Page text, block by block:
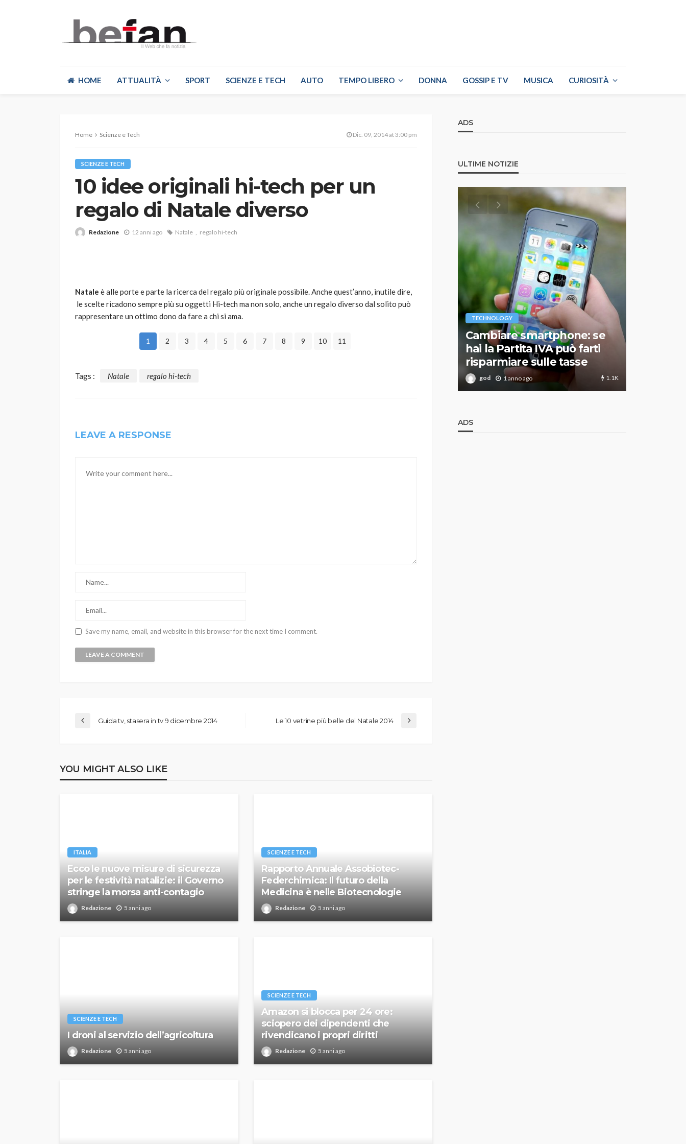
HOME ATTUALITÀ SPORT SCIENZE E TECH AUTO TEMPO LIBERO DONNA GOSSIP E TV MUSICA CURIOSITÀ
Home Scienze e Tech Dic. 09, 2014 at 3:00 pm
SCIENZE E TECH
10 idee originali hi-tech per un
regalo di Natale diverso
Redazione 12 anni ago Natale regalo hi-tech
Natale è alle porte e parte la ricerca del regalo più originale possibile. Anche quest’anno, inutile dire,
le scelte ricadono sempre più su oggetti Hi-tech ma non solo, anche un regalo diverso dal solito può
rappresentare un ottimo dono da fare a chi si ama.
1 2 3 4 5 6 7 8 9 10 11
Tags : Natale regalo hi-tech
LEAVE A RESPONSE
Save my name, email, and website in this browser for the next time I comment.
Guida tv, stasera in tv 9 dicembre 2014 Le 10 vetrine più belle del Natale 2014
YOU MIGHT ALSO LIKE
ITALIA
Ecco le nuove misure di sicurezza
per le festività natalizie: il Governo
stringe la morsa anti-contagio
Redazione 5 anni ago
SCIENZE E TECH
Rapporto Annuale Assobiotec-
Federchimica: Il futuro della
Medicina è nelle Biotecnologie
Redazione 5 anni ago
SCIENZE E TECH
I droni al servizio dell’agricoltura
Redazione 5 anni ago
SCIENZE E TECH
Amazon si blocca per 24 ore:
sciopero dei dipendenti che
rivendicano i propri diritti
Redazione 5 anni ago
ADS
ULTIME NOTIZIE
Robot tagliaerba: quale
god 1 anno ago
AUTO SPORT
MG alle Final 8 di Coppa
TECHNOLOGY
Cambiare smartphone: se
hai la Partita IVA può farti
risparmiare sulle tasse
god 1 anno ago 1.1K
ADS